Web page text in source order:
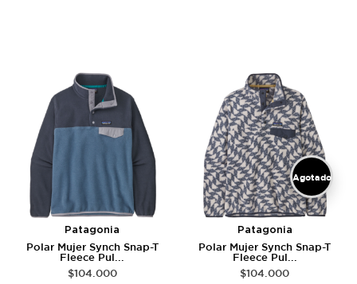
Patagonia
Polar Mujer Synch Snap-T
Fleece Pul...
$104.000
Agotado
Patagonia
Polar Mujer Synch Snap-T
Fleece Pul...
$104.000